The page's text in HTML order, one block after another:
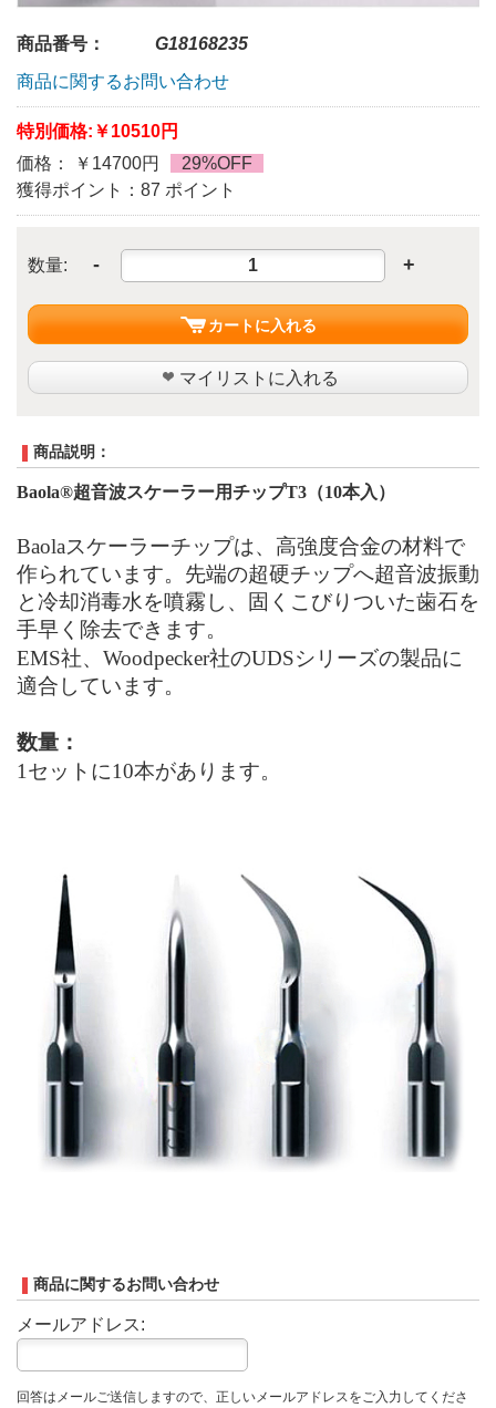
商品番号：
G18168235
商品に関するお問い合わせ
特別価格: ￥10510円
価格： ￥14700円
29%OFF
獲得ポイント：87 ポイント
数量: - +
カートに入れる
マイリストに入れる
商品説明：
Baola®超音波スケーラー用チップT3 （10本入）
Baolaスケーラーチップは、高強度合金の材料で
作られています。先端の超硬チップへ超音波振動
と冷却消毒水を噴霧し、固くこびりついた歯石を
手早く除去できます。
EMS社、 Woodpecker社のUDSシリーズの製品に
適合しています。
数量：
1セットに10本があります。
商品に関するお問い合わせ
メールアドレス:
回答はメールご送信しますので、正しいメールアドレスをご入力してくださ